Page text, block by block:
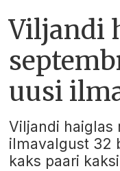
Viljandi
uusi
Viljandi haiglas
ilmavalgust 32
kaks paari